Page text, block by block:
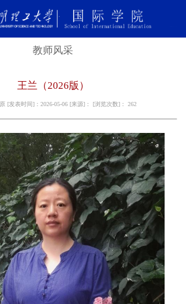
教师风采
王兰（2026版）
[发表时间]：2026-05-06 [来源]： [浏览次数]： 262